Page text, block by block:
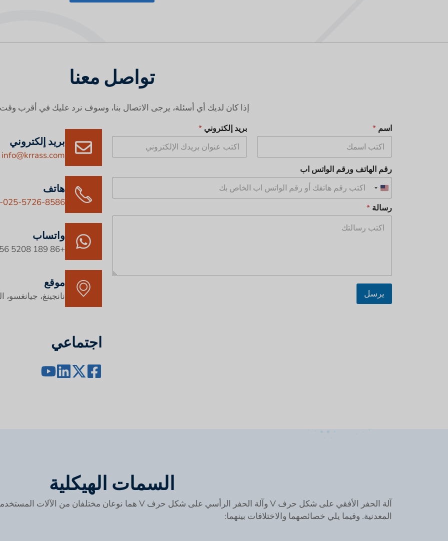
تواصل معنا
إذا كان لديك أي أسئلة، يرجى الاتصال بنا، وسوف نرد عليك في أقرب
اسم * بريد إلكتروني *
رقم الهاتف ورقم الواتس اب
U
n
i
t
t
a
t
رسالة *
يرسل
بريد إلكتروني
info@krrass.com
هاتف
025-5726-8586
واتساب
+86 189 5208 7956
موقع
نانجينغ، جيانغسو،
اجتماعي
السمات الهيكلية
المعدنية. وفيما يلي خصائصهما والاختلافات بينهما: